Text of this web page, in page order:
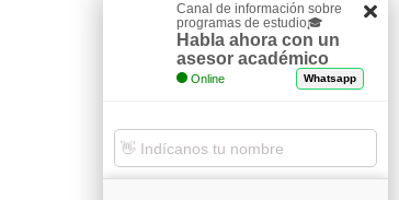
Canal de información sobre
programas de estudio🎓
Habla ahora con un
asesor académico
Online Whatsapp